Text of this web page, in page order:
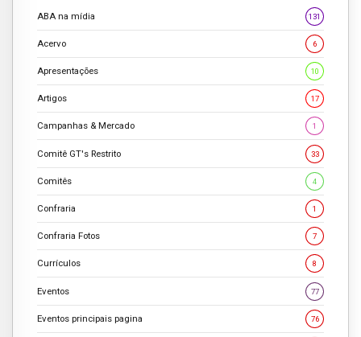
ABA na mídia 131
Acervo 6
Apresentações 10
Artigos 17
Campanhas & Mercado 1
Comitê GT's Restrito 33
Comitês 4
Confraria 1
Confraria Fotos 7
Currículos 8
Eventos 77
Eventos principais pagina 76